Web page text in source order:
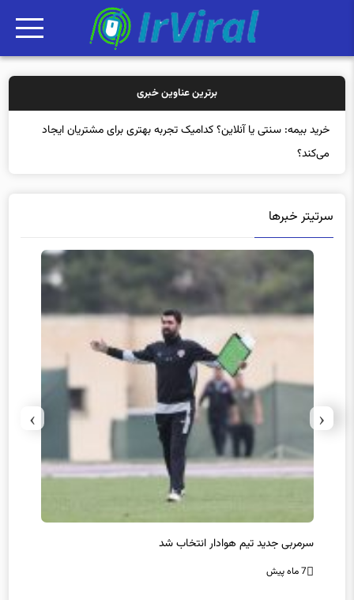
برترین عناوین خبری
خرید بیمه: سنتی یا آنلاین؟ کدامیک تجربه بهتری برای مشتریان ایجاد
می‌کند؟
سرتیتر خبرها
پیروزی اینتر برای تثبیت صدرنشینی/ افزایش فاصله با ناپولی
7 ماه پیش
‹
›